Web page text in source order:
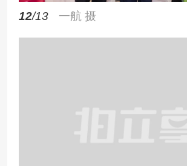
12/13 一航 摄